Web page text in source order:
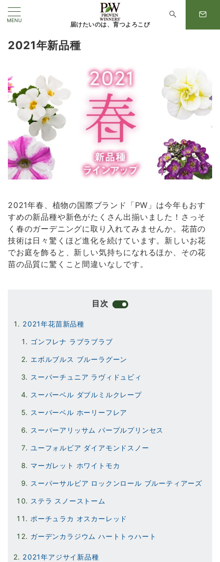
MENU
届けたいのは、育つよろこび
2021年新品種
2021年春、植物の国際ブランド「PW」は今年もおす
すめの新品種や新色がたくさん出揃いました！さっそ
く春のガーデニングに取り入れてみませんか。花苗の
技術は日々驚くほど進化を続けています。新しいお花
でお庭を飾ると、新しい気持ちになれるほか、その花
苗の品質に驚くこと間違いなしです。
目次
2021年花苗新品種
ゴンフレナ ラブラブラブ
エボルブルス ブルーラグーン
スーパーチュニア ラヴィドュビィ
スーパーベル ダブルミルクレープ
スーパーベル ホーリーフレア
スーパーアリッサム パープルプリンセス
ユーフォルビア ダイアモンドスノー
マーガレット ホワイトモカ
スーパーサルビア ロックンロール ブルーティアーズ
ステラ スノーストーム
ポーチュラカ オスカーレッド
ガーデンカラジウム ハートトゥハート
2021年アジサイ新品種